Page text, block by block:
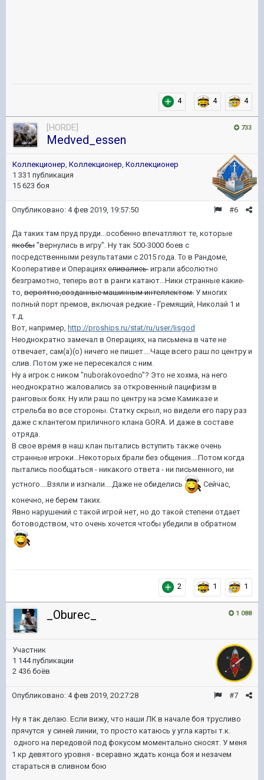
4 4 4
733
[HORDE]
Medved_essen
Коллекционер Коллекционер Коллекционер
1 331 публикация
15 623 боя
#6
Опубликовано: 4 фев 2019, 19:57:50
Да таких там пруд пруди...особенно впечатляют те, которые
якобы "вернулись в игру". Ну так 500-3000 боев с
посредственными результатами с 2015 года. То в Рандоме,
Кооперативе и Операциях сливались играли абсолютно
безграмотно, теперь вот в ранги катают...Ники странные какие-
то, вероятно,созданные машинным интеллектом. У многих
полный порт премов, включая редкие - Гремящий, Николай 1 и
т.д.
Вот, например, http://proships.ru/stat/ru/user/Iisgod
Неоднократно замечал в Операциях, на письмена в чате не
отвечает, сам(а)(о) ничего не пишет....Чаще всего раш по центру и
слив. Потом уже не пересекался с ним.
Ну а игрок с ником "nuborakovoedno"? Это не хохма, на него
неоднократно жаловались за откровенный пацифизм в
ранговых боях. Ну или раш по центру на эсме Камиказе и
стрельба во все стороны. Статку скрыл, но видели его пару раз
даже с клантегом приличного клана GORA. И даже в составе
отряда.
В свое время в наш клан пытались вступить также очень
странные игроки...Некоторых брали без общения....Потом когда
пытались пообщаться - никакого ответа - ни письменного, ни
устного....Взяли и изгнали....Даже не обиделись
Сейчас,
конечно, не берем таких.
Явно нарушений с такой игрой нет, но до такой степени отдает
ботоводством, что очень хочется чтобы убедили в обратном
2 1 1
1 088
_Oburec_
Участник
1 144 публикации
2 436 боёв
#7
Опубликовано: 4 фев 2019, 20:27:28
Ну я так делаю. Если вижу, что наши ЛК в начале боя трусливо
прячутся у синей линии, то просто катаюсь у угла карты т.к.
одного на передовой под фокусом моментально сносят. У меня
1 кр девятого уровня - всеравно ждать конца боя и незачем
стараться в сливном бою